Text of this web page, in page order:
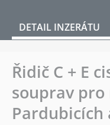
DETAIL INZERÁTU
Řidič C + E
souprav pro
Pardubicích